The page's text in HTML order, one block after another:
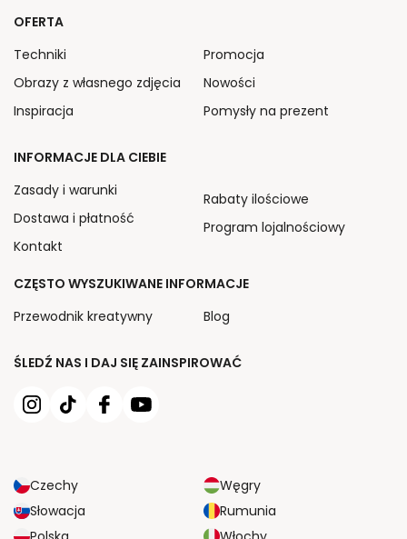
ŚLEDŹ NAS I DAJ SIĘ ZAINSPIROWAĆ
Czechy
Węgry
Słowacja
Rumunia
OFERTA
Techniki
Obrazy z własnego zdjęcia
Inspiracja
Promocja
Nowości
Pomysły na prezent
INFORMACJE DLA CIEBIE
Zasady i warunki
Dostawa i płatność
Kontakt
Rabaty ilościowe
Program lojalnościowy
CZĘSTO WYSZUKIWANE INFORMACJE
Przewodnik kreatywny
Blog